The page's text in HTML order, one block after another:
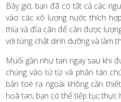
Bây giờ, bạn đã có tất cả các
vào các xô lượng nước thích
thìa và đĩa cân để cân được
với từng chất dinh dưỡng và làm
Muối gần như tan ngay sau khi
chúng vào từ từ và phân tán
bắn toé ra ngoài không cần
hoà tan, bạn có thể tiếp tục thực